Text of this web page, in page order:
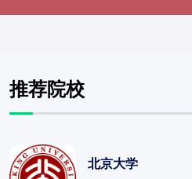
推荐院校
北京大学